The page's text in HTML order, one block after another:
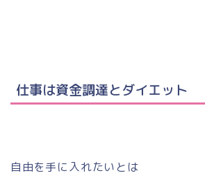
仕事は資金調達とダイエット
自由を手に入れたいとは